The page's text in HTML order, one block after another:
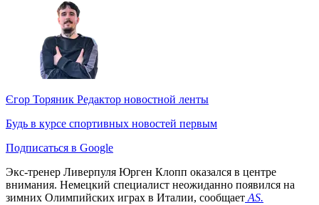
Єгор Торяник Редактор новостной ленты
Будь в курсе спортивных новостей первым
Подписаться в Google
Экс-тренер Ливерпуля Юрген Клопп оказался в центре
внимания. Немецкий специалист неожиданно появился на
зимних Олимпийских играх в Италии, сообщает AS.